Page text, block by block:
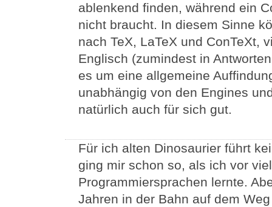
ablenkend finden, während ein
nicht braucht. In diesem Sinne
nach TeX, LaTeX und ConTeXt,
Englisch (zumindest in
es um eine allgemeine
unabhängig von den Engines
natürlich auch für sich gut.
Für ich alten Dinosaurier führt
ging mir schon so, als ich vor
Programmiersprachen lernte.
Jahren in der Bahn auf dem